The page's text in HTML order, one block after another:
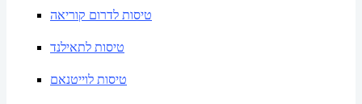
טיסות לדרום קוריאה
טיסות לתאילנד
טיסות לוייטנאם